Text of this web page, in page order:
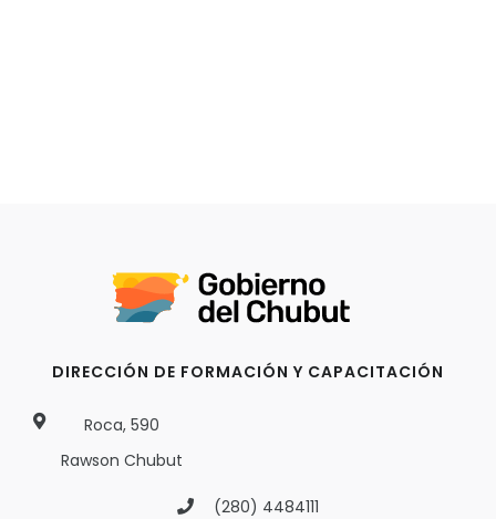
DIRECCIÓN DE FORMACIÓN Y CAPACITACIÓN
Roca, 590
Rawson Chubut
(280) 4484111